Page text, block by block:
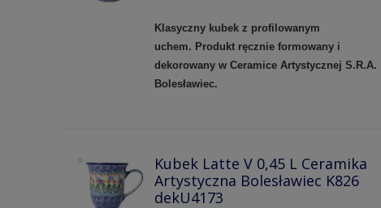
Klasyczny kubek z profilowanym
uchem. Produkt ręcznie formowany i
dekorowany w Ceramice Artystycznej S.R.A.
Bolesławiec.
Kubek Latte V 0,45 L Ceramika
Artystyczna Bolesławiec K826
dekU4173